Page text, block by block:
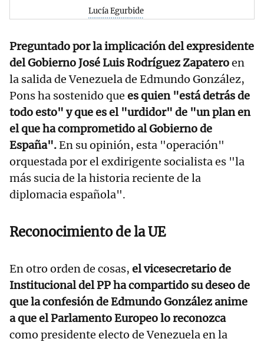
Lucía Egurbide
Preguntado por la implicación del expresidente
del Gobierno José Luis Rodríguez Zapateroen
la salida de Venezuela de Edmundo González,
Pons ha sostenido que es quien "está detrás de
todo esto" y que es el "urdidor" de "un plan en
el que ha comprometido al Gobierno de
España".En su opinión, esta "operación"
orquestada por el exdirigente socialista es "la
más sucia de la historia reciente de la
diplomacia española".
Reconocimiento de la UE
En otro orden de cosas, el vicesecretario de
Institucional del PP ha compartido su deseo de
que la confesión de Edmundo González anime
a que el Parlamento Europeo lo reconozca
como presidente electo de Venezuela en la